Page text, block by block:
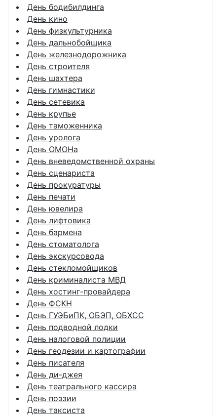
День бодибилдинга
День кино
День физкультурника
День дальнобойщика
День железнодорожника
День строителя
День шахтера
День гимнастики
День сетевика
День крупье
День таможенника
День уролога
День ОМОНа
День вневедомственной охраны
День сценариста
День прокуратуры
День печати
День ювелира
День лифтовика
День бармена
День стоматолога
День экскурсовода
День стекломойщиков
День криминалиста МВД
День хостинг-провайдера
День ФСКН
День ГУЭБиПК, ОБЭП, ОБХСС
День подводной лодки
День налоговой полиции
День геодезии и картографии
День писателя
День ди-джея
День театрального кассира
День поэзии
День таксиста